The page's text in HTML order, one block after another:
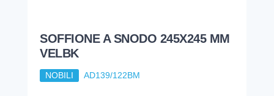
SOFFIONE A SNODO 245X245 MM
VELBK
NOBILI AD139/122BM